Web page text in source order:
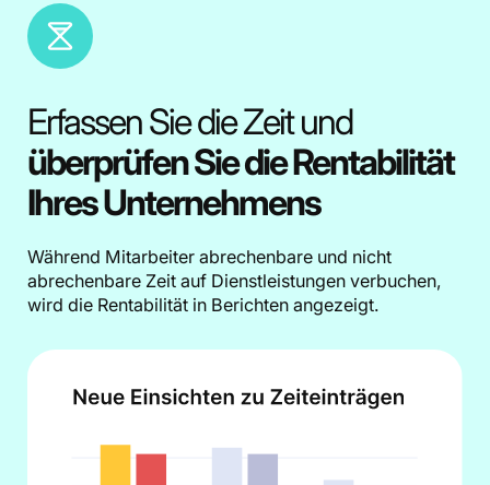
Erfassen Sie die Zeit und
überprüfen Sie die Rentabilität
Ihres Unternehmens
Während Mitarbeiter abrechenbare und nicht
abrechenbare Zeit auf Dienstleistungen verbuchen,
wird die Rentabilität in Berichten angezeigt.